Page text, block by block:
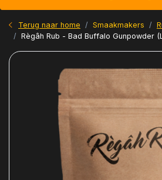
Terug naar home Smaakmakers
Règâh Rub - Bad Buffalo Gunpowder